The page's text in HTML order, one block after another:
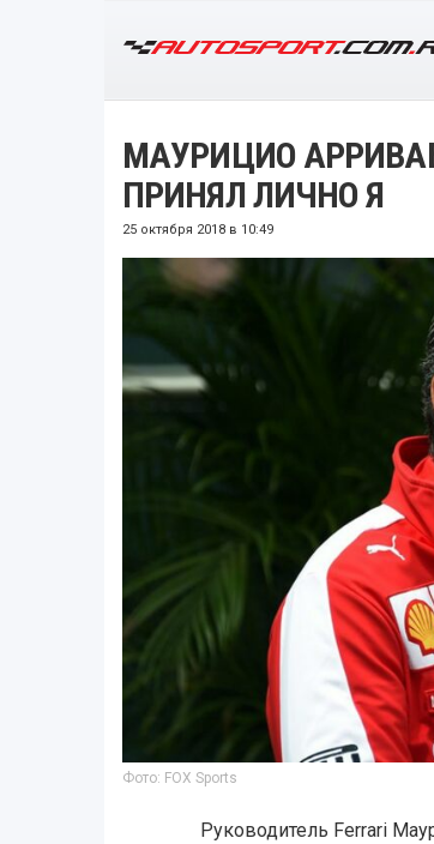
МАУРИЦИО
ПРИНЯЛ ЛИЧНО Я
25 октября 2018 в 10:49
Фото: FOX Sports
Руководитель Ferrari